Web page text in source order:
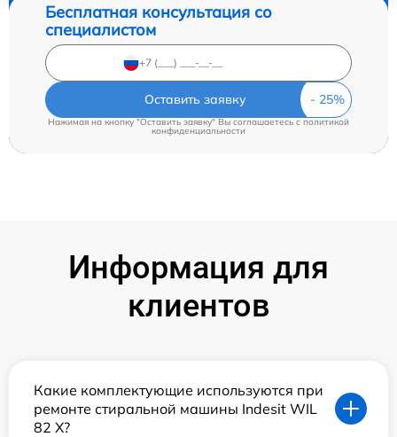
Бесплатная консультация со
специалистом
Оставить заявку
Нажимая на кнопку "Оставить заявку" Вы соглашаетесь cполитикой
конфиденциальности
Информация для
клиентов
Какие комплектующие используются при
ремонте стиральной машины Indesit WIL
82 X?